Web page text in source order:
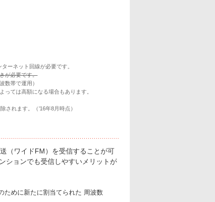
ーネット回線が必要です。
が必要です。
数帯で運用）
ては高額になる場合もあります。
れます。（’16年8月時点）
（ワイドFM）を受信することが可
ションでも受信しやすいメリットが
ために新たに割当てられた 周波数